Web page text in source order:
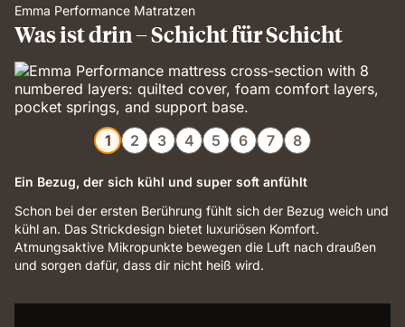
Emma Performance Matratzen
Was ist drin – Schicht für Schicht
1 2 3 4 5 6 7 8
Ein Bezug, der sich kühl und super soft anfühlt
Schon bei der ersten Berührung fühlt sich der Bezug weich und
kühl an. Das Strickdesign bietet luxuriösen Komfort.
Atmungsaktive Mikropunkte bewegen die Luft nach draußen
und sorgen dafür, dass dir nicht heiß wird.